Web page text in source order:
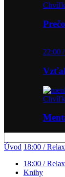
22:00
Úvod 18:00 / Relax
18:00 / Relax
Knihy